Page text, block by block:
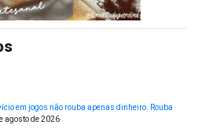
em jogos não rouba apenas dinheiro. Rouba
agosto de 2026